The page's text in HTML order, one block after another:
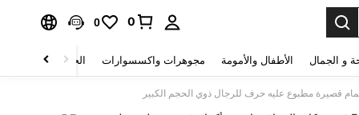
0
0
و الجمال الأطفال والأمومة مجوهرات واكسسوارات الحقائب والأمتعة